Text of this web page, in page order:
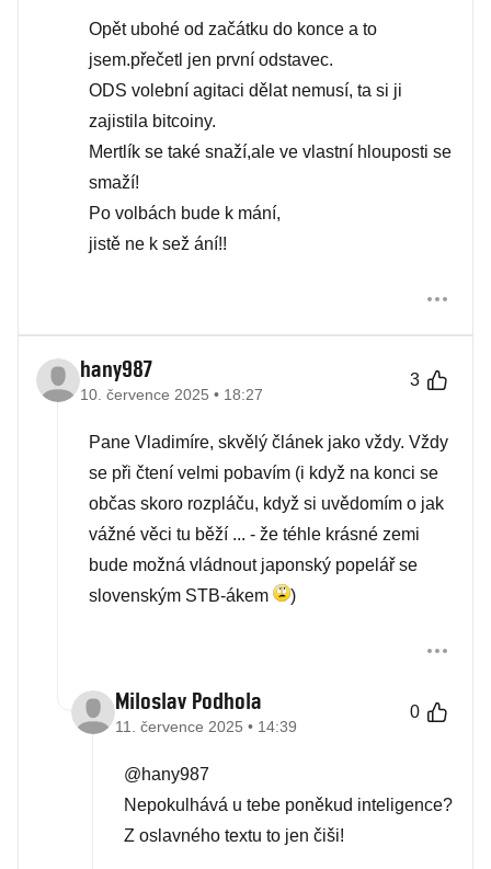
Opět ubohé od začátku do konce a to
jsem.přečetl jen první odstavec.
ODS volební agitaci dělat nemusí, ta si ji
zajistila bitcoiny.
Mertlík se také snaží,ale ve vlastní hlouposti se
smaží!
Po volbách bude k mání,
jistě ne k sež ání!!
hany987
10. července 2025 • 18:27
3
Pane Vladimíre, skvělý článek jako vždy. Vždy
se při čtení velmi pobavím (i když na konci se
občas skoro rozpláču, když si uvědomím o jak
vážné věci tu běží ... - že téhle krásné zemi
bude možná vládnout japonský popelář se
slovenským STB-ákem
)
Miloslav Podhola
11. července 2025 • 14:39
0
@hany987
Nepokulhává u tebe poněkud inteligence?
Z oslavného textu to jen čiši!